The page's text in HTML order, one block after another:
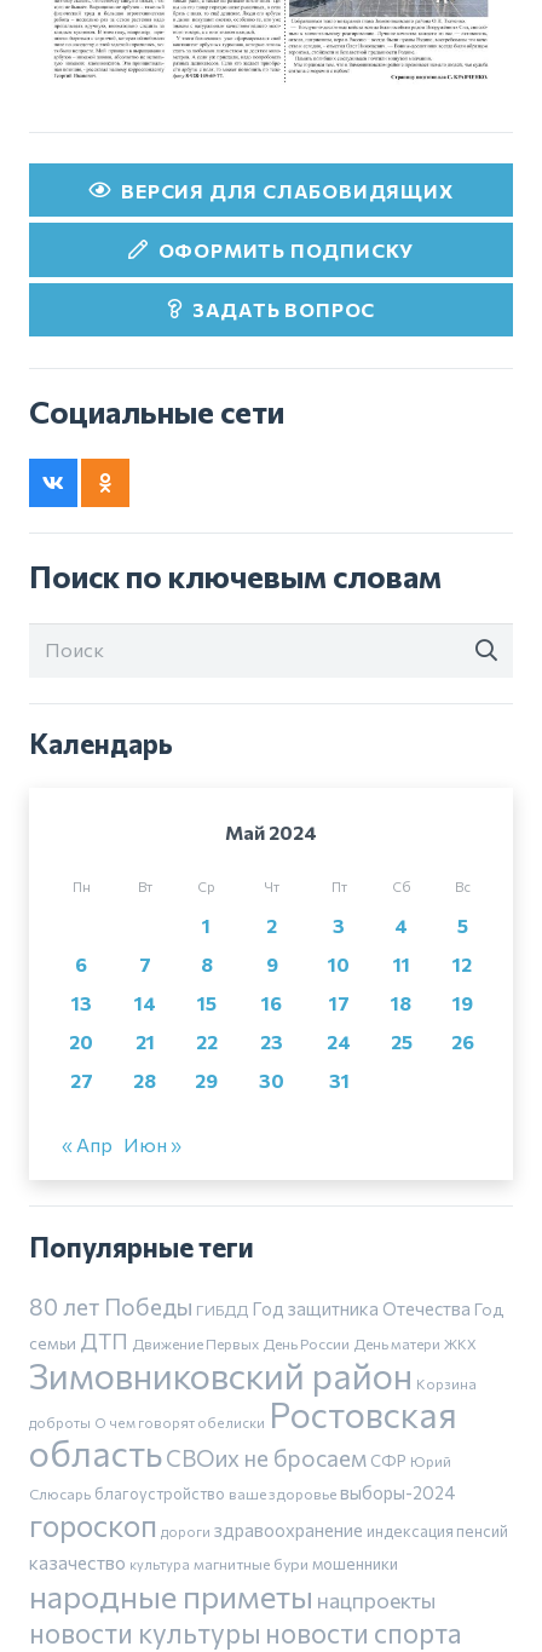
ВЕРСИЯ ДЛЯ СЛАБОВИДЯЩИХ
ОФОРМИТЬ ПОДПИСКУ
ЗАДАТЬ ВОПРОС
Социальные сети
Поиск по ключевым словам
Календарь
Май 2024
Пн Вт Ср Чт Пт Сб Вс
1 2 3 4
5
6
7 8 9 10 11
12
13
14 15 16 17 18
19
20
21 22 23 24 25
26
27
28 29 30 31
« Апр Июн »
Популярные теги
80 лет Победы ГИБДД Год защитника Отечества Год
семьи ДТП Движение Первых День России День матери ЖКХ
Зимовниковский район Корзина
доброты О чем говорят обелиски Ростовская
областьСВОих не бросаем СФР Юрий
Слюсарь благоустройство ваше здоровье выборы-2024
гороскоп дороги здравоохранение индексация пенсий
казачество культура магнитные бури мошенники
народные приметы нацпроекты
новости культуры новости спорта